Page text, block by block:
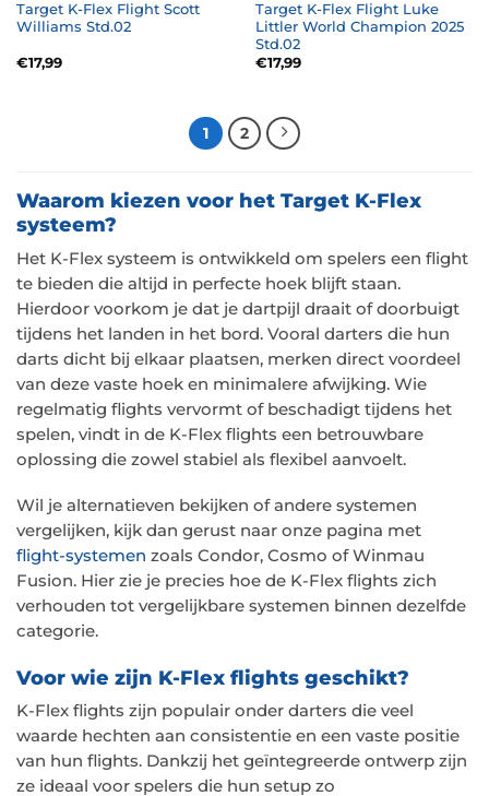
Target K-Flex Flight Scott
Williams Std.02
€17,99
Target K-Flex Flight Luke
Littler World Champion 2025
Std.02
€17,99
1 2
Waarom kiezen voor het Target K-Flex
systeem?
Het K-Flex systeem is ontwikkeld om spelers een flight
te bieden die altijd in perfecte hoek blijft staan.
Hierdoor voorkom je dat je dartpijl draait of doorbuigt
tijdens het landen in het bord. Vooral darters die hun
darts dicht bij elkaar plaatsen, merken direct voordeel
van deze vaste hoek en minimalere afwijking. Wie
regelmatig flights vervormt of beschadigt tijdens het
spelen, vindt in de K-Flex flights een betrouwbare
oplossing die zowel stabiel als flexibel aanvoelt.
Wil je alternatieven bekijken of andere systemen
vergelijken, kijk dan gerust naar onze pagina met
flight-systemen zoals Condor, Cosmo of Winmau
Fusion. Hier zie je precies hoe de K-Flex flights zich
verhouden tot vergelijkbare systemen binnen dezelfde
categorie.
Voor wie zijn K-Flex flights geschikt?
K-Flex flights zijn populair onder darters die veel
waarde hechten aan consistentie en een vaste positie
van hun flights. Dankzij het geïntegreerde ontwerp zijn
ze ideaal voor spelers die hun setup zo